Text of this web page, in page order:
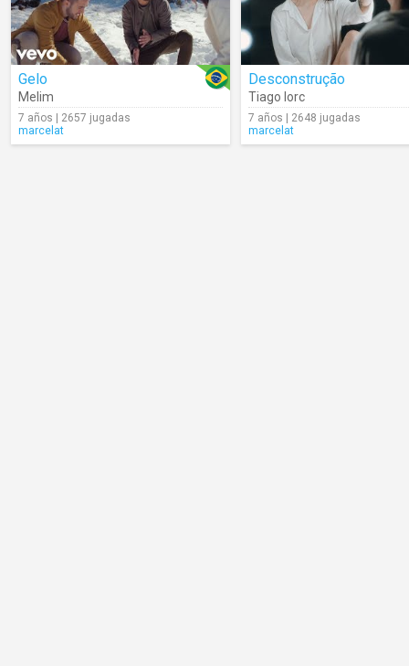
Gelo
Melim
7 años | 2657 jugadas
marcelat
Desconstrução
Tiago Iorc
7 años | 2648 jugadas
marcelat